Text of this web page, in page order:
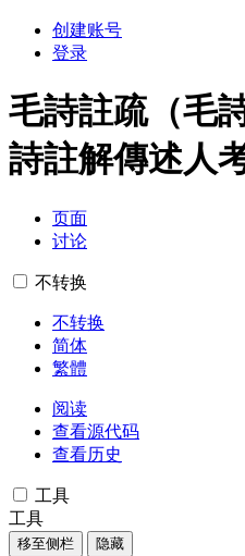
创建账号
登录
毛詩註疏（毛
詩註解傳述人
页面
讨论
不转换
不转换
简体
繁體
阅读
查看源代码
查看历史
工具
工具
移至侧栏 隐藏